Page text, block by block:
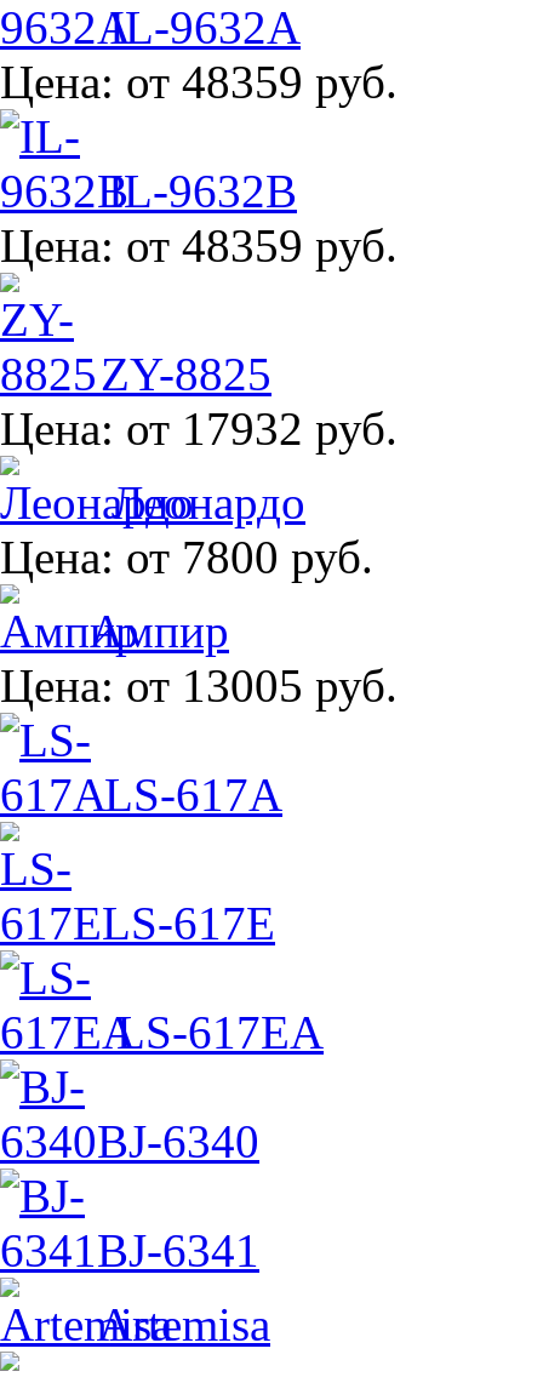
IL-9632A
Цена: от 48359 руб.
IL-9632B
Цена: от 48359 руб.
ZY-8825
Цена: от 17932 руб.
Леонардо
Цена: от 7800 руб.
Ампир
Цена: от 13005 руб.
LS-617A
LS-617E
LS-617EA
BJ-6340
BJ-6341
Artemisa